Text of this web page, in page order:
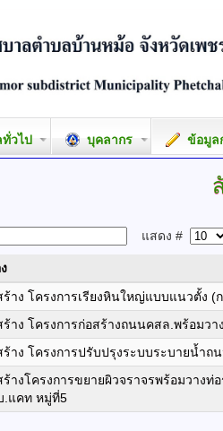
วไป บุคลากร ข้อมูล
แสดง #
าง โครงการเรียงหินใหญ่แบบแนวตั้ง (
าง โครงการก่อสร้างถนนคสล.พร้อมว
าง โครงการปรับปรุงระบบระบายน้ำถ
างโครงการขยายผิวจราจรพร้อมวาง
.แคท หมู่ที่5